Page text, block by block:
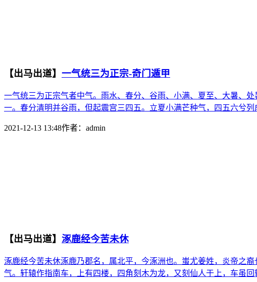
【出马出道】 一气统三为正宗-奇门遁甲
一气统三为正宗气者中气。雨水、春分、谷雨、小满、夏至、大暑、
一。春分清明并谷雨，但起震宫三四五。立夏小满芒种气，四五六兮
2021-12-13 13:48作者： admin
【出马出道】 涿鹿经今苦未休
涿鹿经今苦未休涿鹿乃郡名，属北平，今涿洲也。蚩尤姜姓，炎帝之
气。轩辕作指南车，上有四楼，四角刻木为龙，又刻仙人于上，车虽